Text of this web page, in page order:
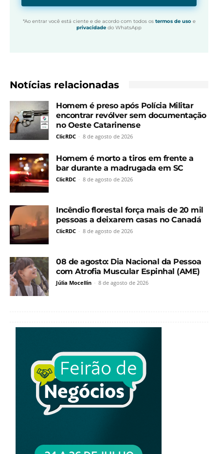
*Ao entrar você está ciente e de acordo com todos os termos de usoe
privacidade do WhatsApp
Notícias relacionadas
Homem é preso após Polícia Militar
encontrar revólver sem documentação
no Oeste Catarinense
ClicRDC - 8 de agosto de 2026
Homem é morto a tiros em frente a
bar durante a madrugada em SC
ClicRDC - 8 de agosto de 2026
Incêndio florestal força mais de 20 mil
pessoas a deixarem casas no Canadá
ClicRDC - 8 de agosto de 2026
08 de agosto: Dia Nacional da Pessoa
com Atrofia Muscular Espinhal (AME)
Júlia Mocellin - 8 de agosto de 2026